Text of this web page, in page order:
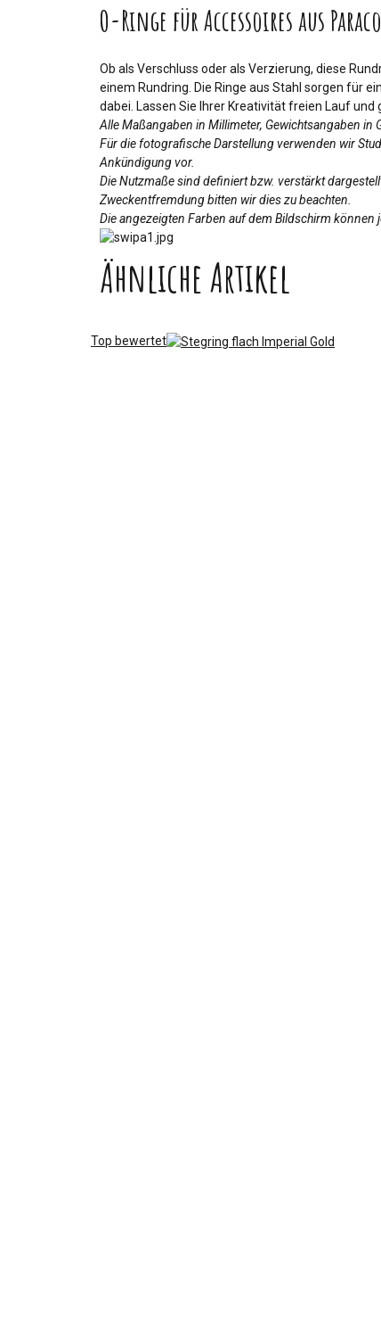
O-Ringe für Accessoires aus
Ob als Verschluss oder als Verzierung, diese
einem Rundring. Die Ringe aus Stahl sorgen für
dabei. Lassen Sie Ihrer Kreativität freien Lauf und
Alle Maßangaben in Millimeter, Gewichtsangaben in
Für die fotografische Darstellung verwenden wir
Ankündigung vor.
Die Nutzmaße sind definiert bzw. verstärkt
Zweckentfremdung bitten wir dies zu beachten.
Die angezeigten Farben auf dem Bildschirm
Ähnliche Artikel
Top bewertet